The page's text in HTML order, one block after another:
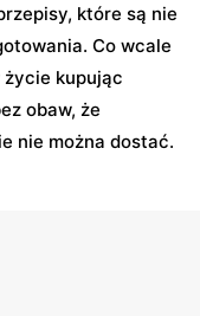
które są nie
Co wcale
kupując
obaw, że
nie można dostać.